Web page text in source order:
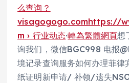
么查询？
visagogogo.comhttps://
m › 行业动态·轉為繁體網頁想
询我们，微信BGC998 电报
境记录查询服务如何办理菲
纸证明新申请/ 补领/遗失